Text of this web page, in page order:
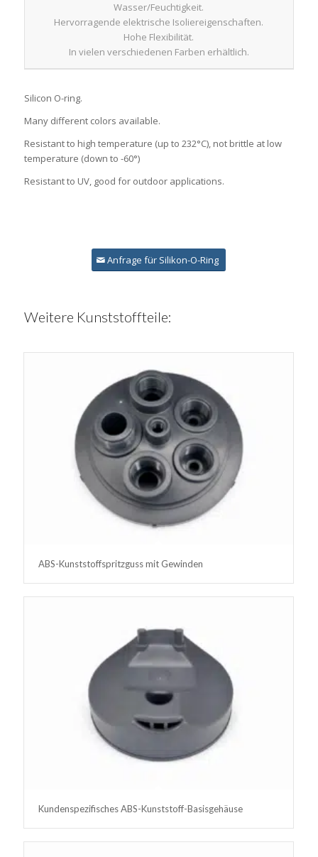
Wasser/Feuchtigkeit.
Hervorragende elektrische Isoliereigenschaften.
Hohe Flexibilität.
In vielen verschiedenen Farben erhältlich.
Silicon O-ring.
Many different colors available.
Resistant to high temperature (up to 232°C), not brittle at low
temperature (down to -60°)
Resistant to UV, good for outdoor applications.
Anfrage für Silikon-O-Ring
Weitere Kunststoffteile:
ABS-Kunststoffspritzguss mit Gewinden
Kundenspezifisches ABS-Kunststoff-Basisgehäuse